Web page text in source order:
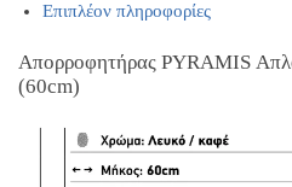
Επιπλέον πληροφορίες
Απορροφητήρας PYRAMIS
(60cm)